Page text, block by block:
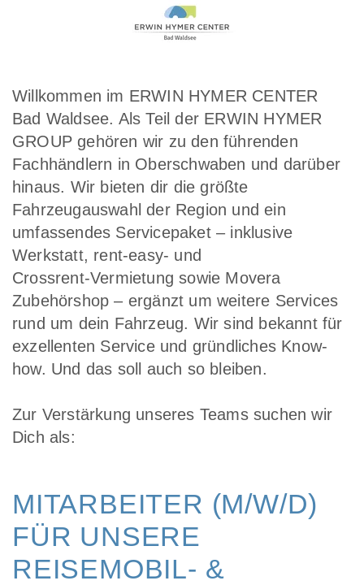
Willkommen im ERWIN HYMER CENTER
Bad Waldsee. Als Teil der ERWIN HYMER
GROUP gehören wir zu den führenden
Fachhändlern in Oberschwaben und darüber
hinaus. Wir bieten dir die größte
Fahrzeugauswahl der Region und ein
umfassendes Servicepaket – inklusive
Werkstatt, rent‑easy- und
Crossrent‑Vermietung sowie Movera
Zubehörshop – ergänzt um weitere Services
rund um dein Fahrzeug. Wir sind bekannt für
exzellenten Service und gründliches Know-
how. Und das soll auch so bleiben.
Zur Verstärkung unseres Teams suchen wir
Dich als:
MITARBEITER (M/W/D)
FÜR UNSERE
REISEMOBIL- &